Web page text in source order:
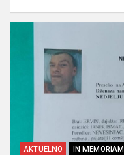
AKTUELNO IN MEMORIAM